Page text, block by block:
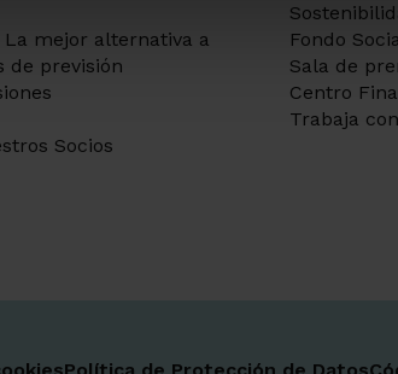
La mejor alternativa a
de previsión
Socios
Fondo
Sala de
Centro
Trabaja